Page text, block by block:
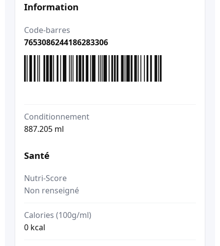
Information
Code-barres
7653086244186283306
Conditionnement
887.205 ml
Santé
Nutri-Score
Non renseigné
Calories (100g/ml)
0 kcal